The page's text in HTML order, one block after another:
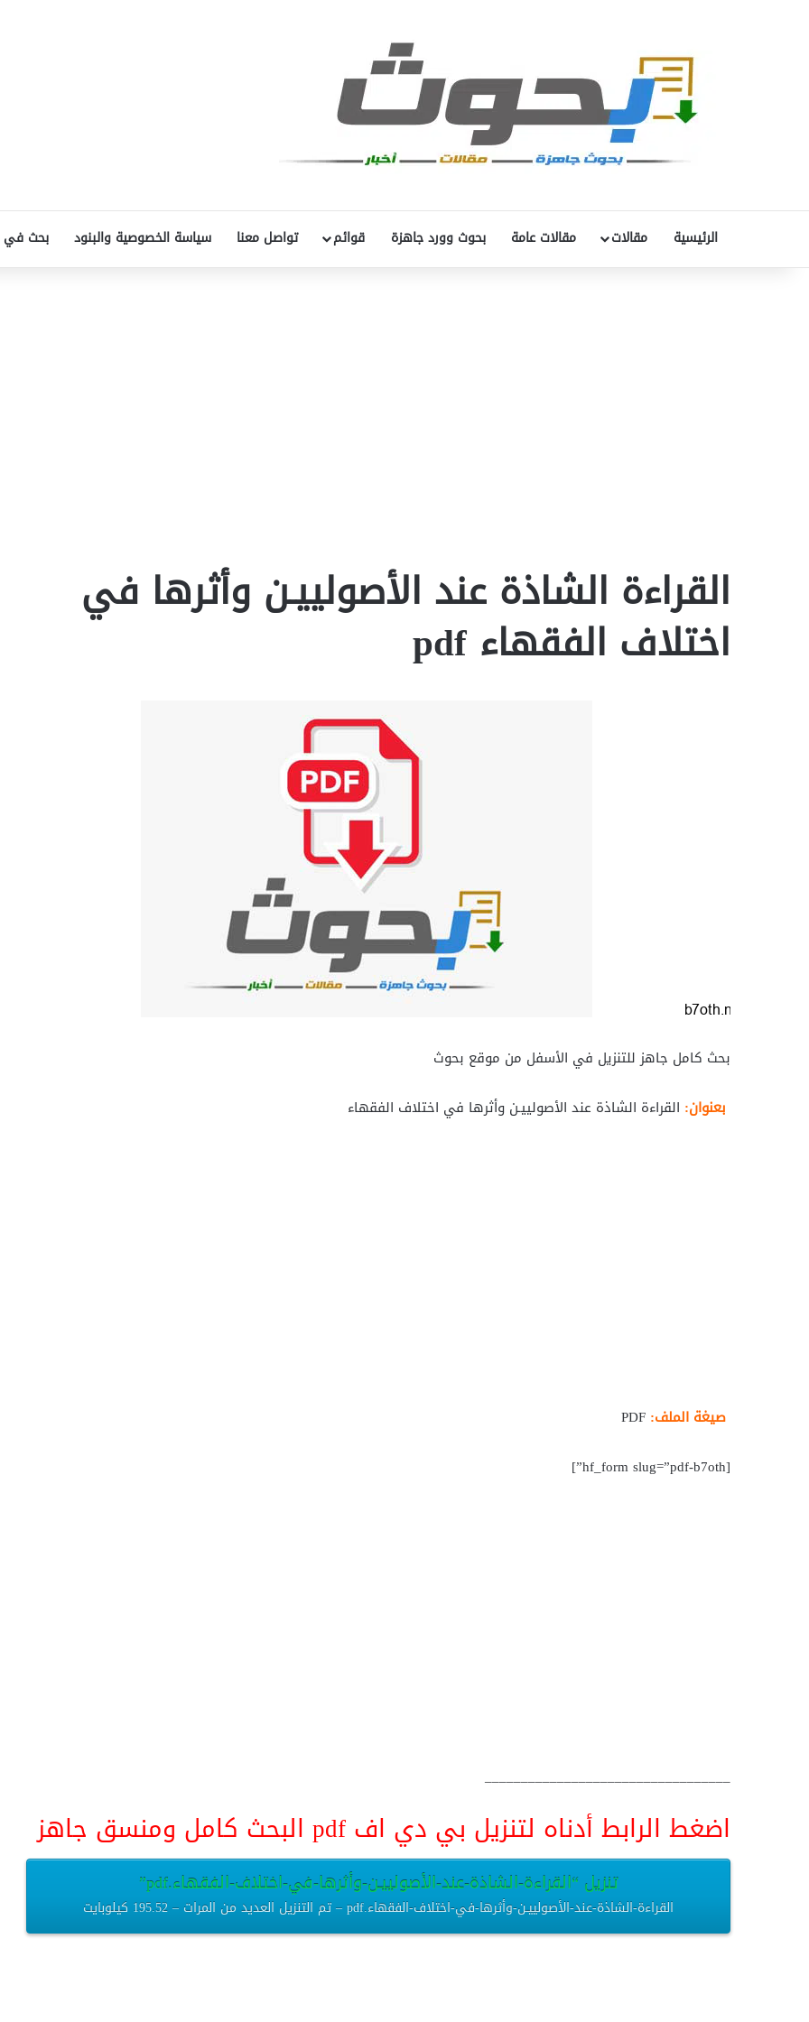
الرئيسية مقالات مقالات عامة بحوث وورد جاهزة قوائم تواصل معنا سياسة الخصوصية والبنود بحث في
القراءة الشاذة عند الأصولييـن وأثرها في
اختلاف الفقهاء pdf
بحث كامل جاهز للتنزيل في الأسفل من موقع بحوث
بعنوان: القراءة الشاذة عند الأصولييـن وأثرها في اختلاف الفقهاء
صيغة الملف:
[hf_form slug=”pdf-b7oth”]
__________________________________
اضغط الرابط أدناه لتنزيل بي دي اف pdf البحث كامل ومنسق جاهز
تنزيل “القراءة-الشاذة-عند-الأصولييـن-وأثرها-في-اختلاف-الفقهاء.pdf”
القراءة-الشاذة-عند-الأصولييـن-وأثرها-في-اختلاف-الفقهاء.pdf – تم التنزيل العديد من المرات – 195.52 كيلوبايت